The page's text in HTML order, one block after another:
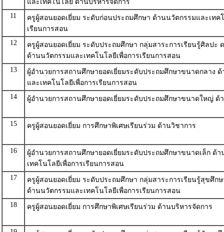
และเทคโนโลยี ด้านบริหารจัดการ
11
ครูผู้สอนยอดเยี่ยม ระดับก่อนประถมศึกษา ด้านนวัตกรรมและเทค
เรียนการสอน
12
ครูผู้สอนยอดเยี่ยม ระดับประถมศึกษา กลุ่มสาระการเรียนรู้ศิลปะ
ด้านนวัตกรรมและเทคโนโลยีเพื่อการเรียนการสอน
13
ผู้อำนวยการสถานศึกษายอดเยี่ยมระดับประถมศึกษาขนาดกลาง
และเทคโนโลยีเพื่อการเรียนการสอน
14
ผู้อำนวยการสถานศึกษายอดเยี่ยมระดับประถมศึกษาขนาดใหญ่ ด้
15 ครูผู้สอนยอดเยี่ยม การศึกษาพิเศษเรียนร่วม ด้านวิชาการ
16
ผู้อำนวยการสถานศึกษายอดเยี่ยมระดับประถมศึกษาขนาดเล็ก ด้
เทคโนโลยีเพื่อการเรียนการสอน
17
ครูผู้สอนยอดเยี่ยม ระดับประถมศึกษา กลุ่มสาระการเรียนรู้สุขศึก
ด้านนวัตกรรมและเทคโนโลยีเพื่อการเรียนการสอน
18
ครูผู้สอนยอดเยี่ยม การศึกษาพิเศษเรียนร่วม ด้านบริหารจัดการ